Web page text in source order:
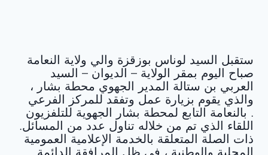
ستقبل السيد لوناس بوزقزة والي ولاية النعامة
صباح اليوم بمقر الولاية – الديوان – السيد
العربي بن ستالة المدير الجهوي محطة بشار ،
والذي يقوم بزيارة عمل وتفقد للمركز الفرعي
بالنعامة التابع لمحطة بشار الجهوية للتلفزيون .
.اللقاء الذي تم من خلاله تناول عدد من المسائل
ذات الصلة المتعلقة بالخدمة الإعلامية العمومية
المحلية والوطنية ، في ظل المرافقة الدائمة